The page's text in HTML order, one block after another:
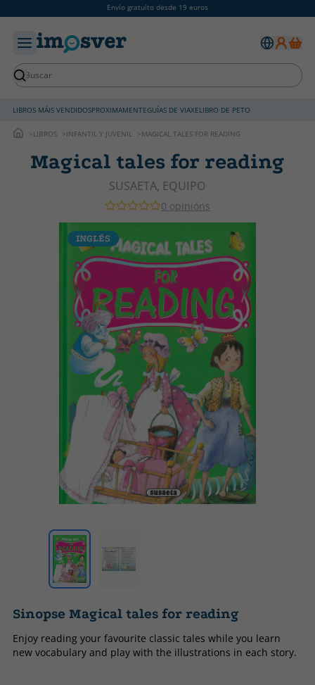
Envío gratuíto desde 19 euros
LIBROS MÁIS VENDIDOSPROXIMAMENTEGUÍAS DE VIAXELIBRO DE PETO
LIBROS INFANTIL Y JUVENIL MAGICAL TALES FOR READING
Magical tales for reading
SUSAETA, EQUIPO
0 opinións
INGLÉS
Sinopse Magical tales for reading
Enjoy reading your favourite classic tales while you learn
new vocabulary and play with the illustrations in each story.